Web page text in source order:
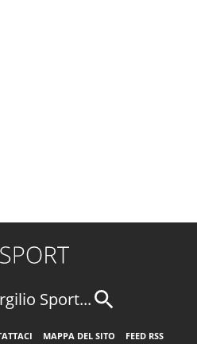
Sport...
MAPPA DEL SITO
FEED RSS